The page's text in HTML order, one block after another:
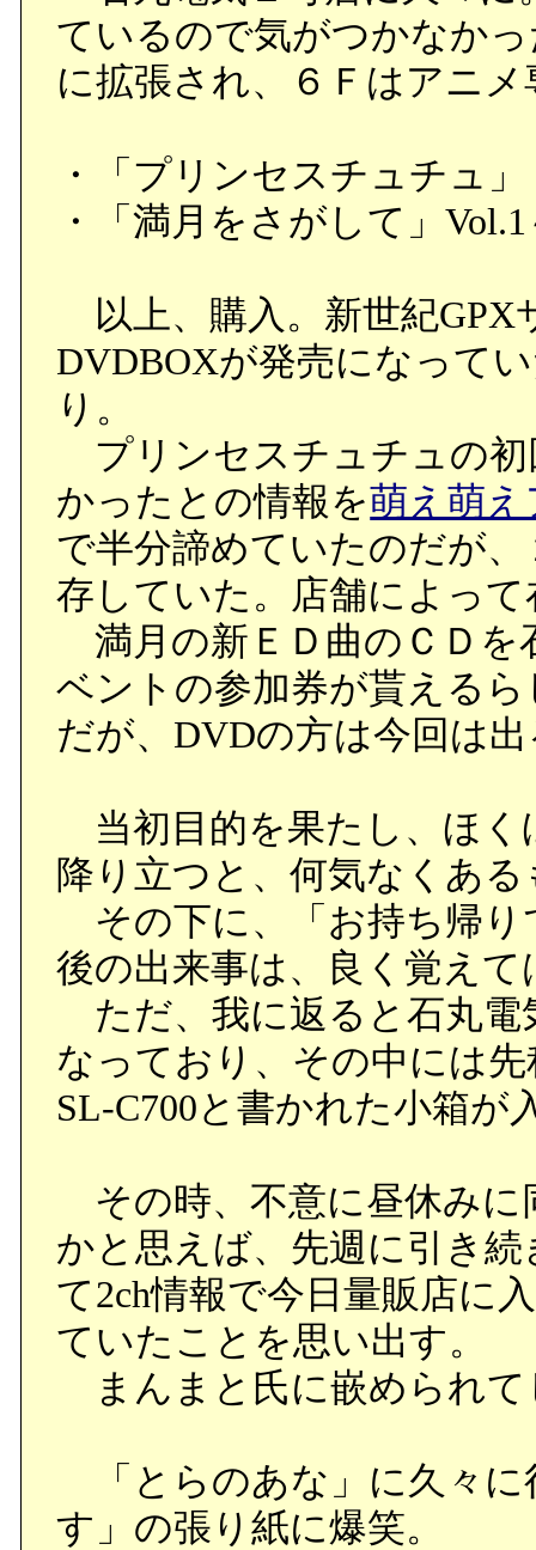
ているので気がつかなか
に拡張され、６Ｆはアニ
・「プリンセスチュチュ
・「満月をさがして」Vol.1
以上、購入。新世紀GPX
DVDBOXが発売になって
り。
プリンセスチュチュの初
かったとの情報を萌え萌
で半分諦めていたのだが
存していた。店舗によっ
満月の新ＥＤ曲のＣＤを
ベントの参加券が貰える
だが、DVDの方は今回は
当初目的を果たし、ほく
降り立つと、何気なくあ
その下に、「お持ち帰り
後の出来事は、良く覚えて
ただ、我に返ると石丸電
なっており、その中には
SL-C700と書かれた小箱が
その時、不意に昼休みに
かと思えば、先週に引き
て2ch情報で今日量販店に
ていたことを思い出す。
まんまと氏に嵌められて
「とらのあな」に久々に
す」の張り紙に爆笑。